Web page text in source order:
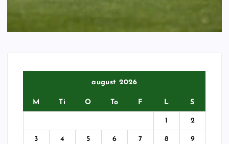
august 2026
M Ti O To F L S
1 2
3 4 5 6 7 8 9